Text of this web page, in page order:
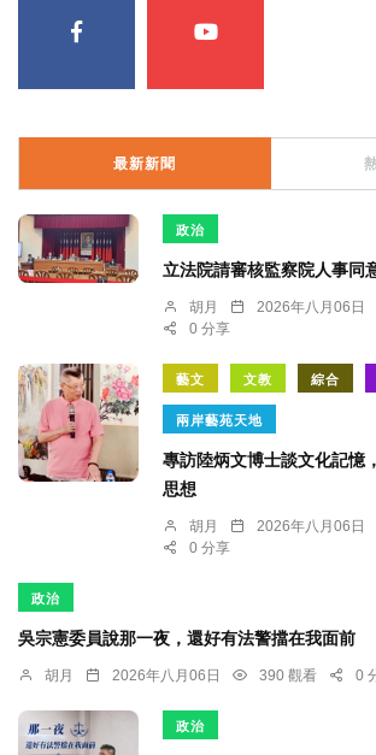
最新新聞
政治
立法院請審核監察院人事同
胡月 2026年八月06日
0 分享
藝文 文教 綜合
兩岸藝苑天地
專訪陸炳文博士談文化記
思想
胡月 2026年八月06日
0 分享
政治
吳宗憲委員說那一夜，還好有法警擋在我面前
胡月 2026年八月06日 390 觀看 0
政治